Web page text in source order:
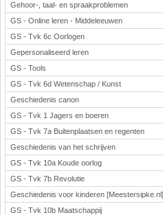
Gehoor-, taal- en spraakproblemen
GS - Online leren - Middeleeuwen
GS - Tvk 6c Oorlogen
Gepersonaliseerd leren
GS - Tools
GS - Tvk 6d Wetenschap / Kunst
Geschiedenis canon
GS - Tvk 1 Jagers en boeren
GS - Tvk 7a Buitenplaatsen en regenten
Geschiedenis van het schrijven
GS - Tvk 10a Koude oorlog
GS - Tvk 7b Revolutie
Geschiedenis voor kinderen [Meestersipke.nl]
GS - Tvk 10b Maatschappij